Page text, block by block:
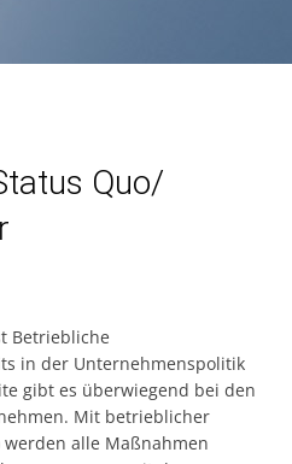
Quo/
Betriebliche
in der Unternehmenspolitik
gibt es überwiegend bei den
Mit betrieblicher
werden alle Maßnahmen